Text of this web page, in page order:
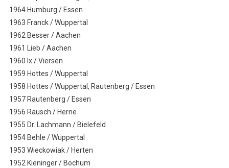
1964 Humburg / Essen
1963 Franck / Wuppertal
1962 Besser / Aachen
1961 Lieb / Aachen
1960 Ix / Viersen
1959 Hottes / Wuppertal
1958 Hottes / Wuppertal, Rautenberg / Essen
1957 Rautenberg / Essen
1956 Rausch / Herne
1955 Dr. Lachmann / Bielefeld
1954 Behle / Wuppertal
1953 Wieckowiak / Herten
1952 Kieninger / Bochum